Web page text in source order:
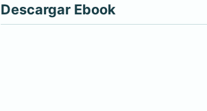
Descargar Ebook